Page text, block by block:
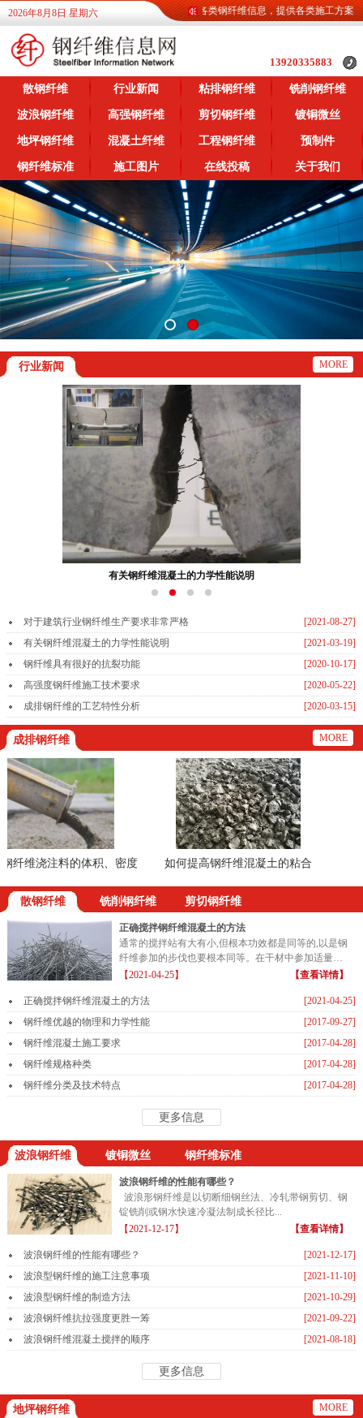
2026年8月8日 星期六钢纤维信息网为广大客户提供各类钢纤维信息，提供各类施工方案。
13920335883
散钢纤维 行业新闻 粘排钢纤维 铣削钢纤维
波浪钢纤维 高强钢纤维 剪切钢纤维 镀铜微丝
地坪钢纤维 混凝土纤维 工程钢纤维 预制件
钢纤维标准 施工图片 在线投稿 关于我们
行业新闻 MORE
钢纤维具有很好的抗裂功能
[2021-08-27]
对于建筑行业钢纤维生产要求非常严格
[2021-03-19]
有关钢纤维混凝土的力学性能说明
[2020-10-17]
钢纤维具有很好的抗裂功能
[2020-05-22]
高强度钢纤维施工技术要求
[2020-03-15]
成排钢纤维的工艺特性分析
成排钢纤维 MORE
维浇注料的体积、密度
如何提高钢纤维混凝土的粘合
散钢纤维 铣削钢纤维 剪切钢纤维
正确搅拌钢纤维混凝土的方法
通常的搅拌站有大有小,但根本功效都是同等的,以是钢
纤维参加的步伐也要根本同等。在干材中参加适量的
钢纤维...
【2021-04-25】 【查看详情】
[2021-04-25]
正确搅拌钢纤维混凝土的方法
[2017-09-27]
钢纤维优越的物理和力学性能
[2017-04-28]
钢纤维混凝土施工要求
[2017-04-28]
钢纤维规格种类
[2017-04-28]
钢纤维分类及技术特点
更多信息
波浪钢纤维 镀铜微丝 钢纤维标准
波浪钢纤维的性能有哪些？
波浪形钢纤维是以切断细钢丝法、冷轧带钢剪切、钢
锭铣削或钢水快速冷凝法制成长径比...
【2021-12-17】
【查看详情】
[2021-12-17]
波浪钢纤维的性能有哪些？
[2021-11-10]
波浪型钢纤维的施工注意事项
[2021-10-29]
波浪型钢纤维的制造方法
[2021-09-22]
波浪钢纤维抗拉强度更胜一筹
[2021-08-18]
波浪钢纤维混凝土搅拌的顺序
更多信息
地坪钢纤维 MORE